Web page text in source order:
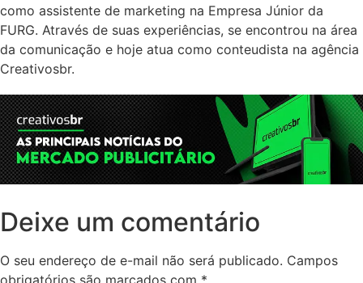
como assistente de marketing na Empresa Júnior da
FURG. Através de suas experiências, se encontrou na área
da comunicação e hoje atua como conteudista na agência
Creativosbr.
Deixe um comentário
O seu endereço de e-mail não será publicado. Campos
obrigatórios são marcados com *